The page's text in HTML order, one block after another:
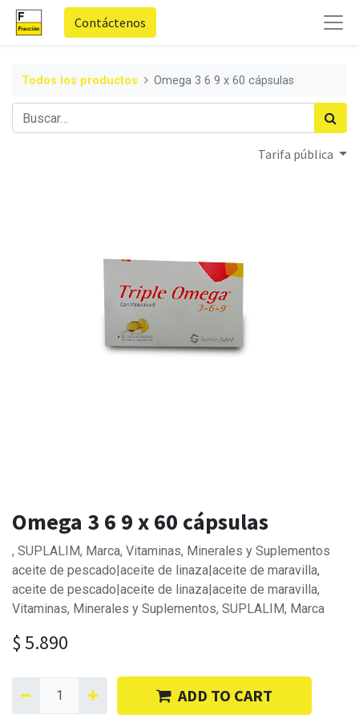
Contáctenos
Todos los productos Omega 3 6 9 x 60 cápsulas
Tarifa pública
Omega 3 6 9 x 60 cápsulas
, SUPLALIM, Marca, Vitaminas, Minerales y Suplementos
aceite de pescado|aceite de linaza|aceite de maravilla,
aceite de pescado|aceite de linaza|aceite de maravilla,
Vitaminas, Minerales y Suplementos, SUPLALIM, Marca
$ 5.890
ADD TO CART